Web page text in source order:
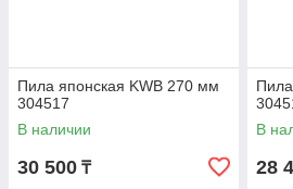
Пила японская KWB 270 мм
304517
В наличии
30 500 ₸
В
28